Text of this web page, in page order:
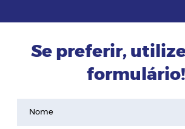
Se preferir,
formulário!
Nome